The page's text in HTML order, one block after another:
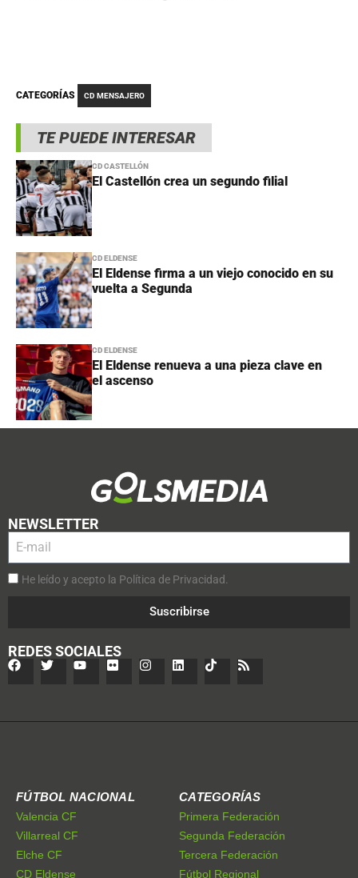
TE PUEDE INTERESAR
CD CASTELLÓN
El Castellón crea un segundo filial
CD ELDENSE
El Eldense firma a un viejo conocido en su
vuelta a Segunda
CD ELDENSE
El Eldense renueva a una pieza clave en
el ascenso
CATEGORÍAS CD MENSAJERO
NEWSLETTER
He leído y acepto la Política de Privacidad.
Suscribirse
REDES SOCIALES
FÚTBOL NACIONAL
Valencia CF
Villarreal CF
Elche CF
CD Eldense
CATEGORÍAS
Primera Federación
Segunda Federación
Tercera Federación
Fútbol Regional